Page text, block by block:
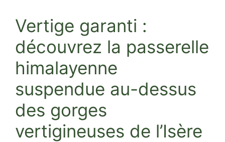
Vertige garanti :
découvrez la passerelle
himalayenne
suspendue au-dessus
des gorges
vertigineuses de l’Isère